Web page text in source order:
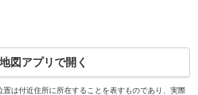
地図アプリで開く
は付近住所に所在することを表すものであり、実際